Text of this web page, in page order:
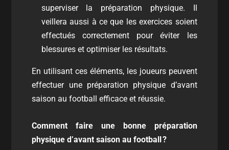
superviser la préparation physique. Il
veillera aussi à ce que les exercices soient
effectués correctement pour éviter les
blessures et optimiser les résultats.
En utilisant ces éléments, les joueurs peuvent
effectuer une préparation physique d’avant
saison au football efficace et réussie.
Comment faire une bonne préparation
physique d’avant saison au football?